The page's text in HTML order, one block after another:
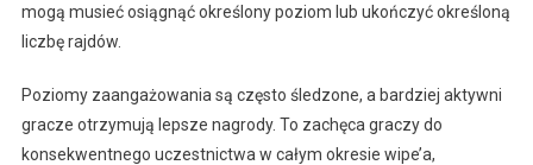
mogą musieć osiągnąć określony poziom lub ukończyć określoną
liczbę rajdów.
Poziomy zaangażowania są często śledzone, a bardziej aktywni
gracze otrzymują lepsze nagrody. To zachęca graczy do
konsekwentnego uczestnictwa w całym okresie wipe’a,